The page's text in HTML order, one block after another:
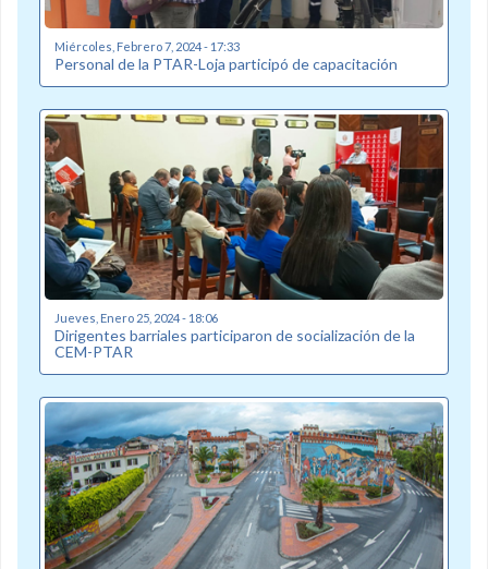
Miércoles, Febrero 7, 2024 - 17:33
Personal de la PTAR-Loja participó de capacitación
Jueves, Enero 25, 2024 - 18:06
Dirigentes barriales participaron de socialización de la
CEM-PTAR